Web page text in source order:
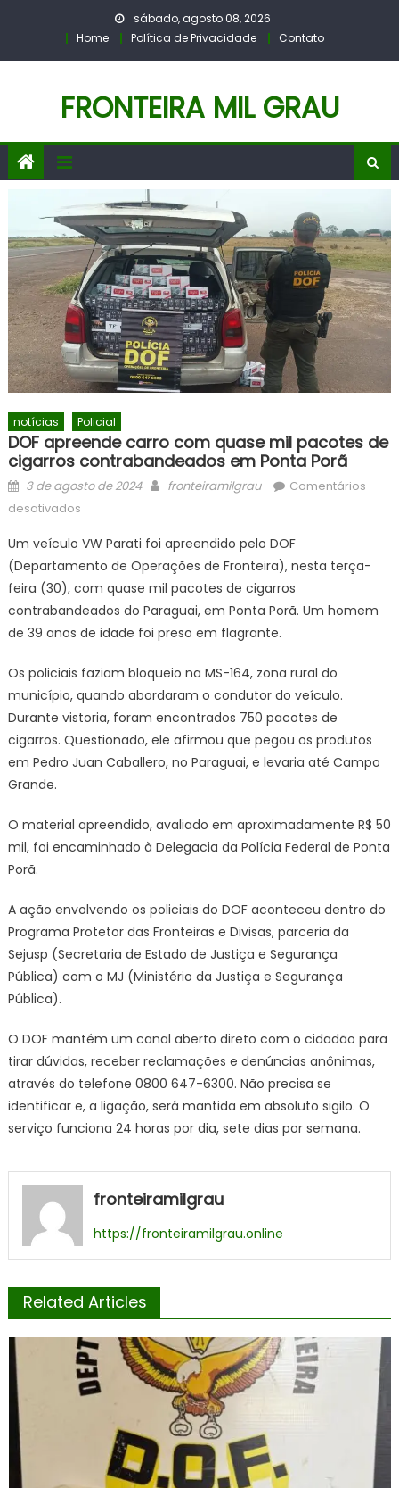
sábado, agosto 08, 2026
Home
Política de Privacidade Contato
FRONTEIRA MIL GRAU
notícias Policial
DOF apreende carro com quase mil pacotes de
cigarros contrabandeados em Ponta Porã
Posted
on
3 de agosto de 2024 Author
fronteiramilgrau
Comentários
desativadosem
apreende
carro
com
quase
mil
de
cigarros
contrabandeados
em
Um veículo VW Parati foi apreendido pelo DOF
(Departamento de Operações de Fronteira), nesta terça-
feira (30), com quase mil pacotes de cigarros
contrabandeados do Paraguai, em Ponta Porã. Um homem
de 39 anos de idade foi preso em flagrante.
Os policiais faziam bloqueio na MS-164, zona rural do
município, quando abordaram o condutor do veículo.
Durante vistoria, foram encontrados 750 pacotes de
cigarros. Questionado, ele afirmou que pegou os produtos
em Pedro Juan Caballero, no Paraguai, e levaria até Campo
Grande.
O material apreendido, avaliado em aproximadamente R$ 50
mil, foi encaminhado à Delegacia da Polícia Federal de Ponta
Porã.
A ação envolvendo os policiais do DOF aconteceu dentro do
Programa Protetor das Fronteiras e Divisas, parceria da
Sejusp (Secretaria de Estado de Justiça e Segurança
Pública) com o MJ (Ministério da Justiça e Segurança
Pública).
O DOF mantém um canal aberto direto com o cidadão para
tirar dúvidas, receber reclamações e denúncias anônimas,
através do telefone 0800 647-6300. Não precisa se
identificar e, a ligação, será mantida em absoluto sigilo. O
serviço funciona 24 horas por dia, sete dias por semana.
fronteiramilgrau
https://fronteiramilgrau.online
Related Articles